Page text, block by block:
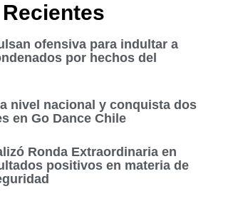
ofensiva para indultar a
por hechos del
nivel nacional y conquista dos
en Go Dance Chile
Ronda Extraordinaria en
positivos en materia de